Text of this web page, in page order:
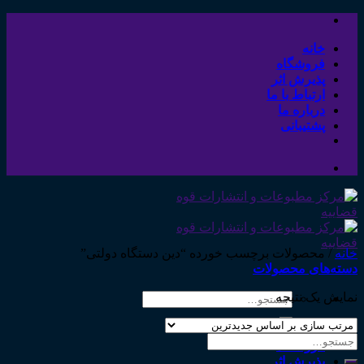
Skip
contentخانه
فروشگاه
پذیرش اثر
ارتباط با ما
درباره ما
پشتیبانی
جستجو
خانه
فروشگاه
پذیرش اثر
خانه /محصولات برچسب خورده “دین دستگاه دولتی”
دسته‌های محصولات
نمایش یک نتیجه
جستجو